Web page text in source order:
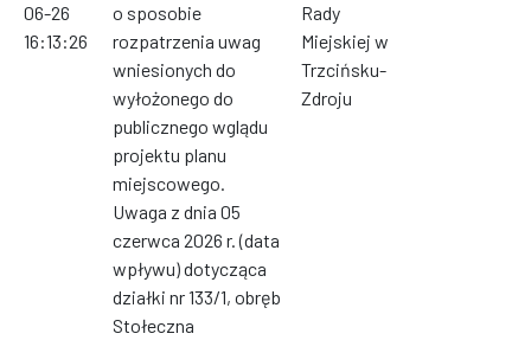
06-26
16:13:26
o sposobie
rozpatrzenia uwag
wniesionych do
wyłożonego do
publicznego wglądu
projektu planu
miejscowego.
Uwaga z dnia 05
czerwca 2026 r. (data
wpływu) dotycząca
działki nr 133/1, obręb
Stołeczna
Rady
Miejskiej w
Trzcińsku-
Zdroju